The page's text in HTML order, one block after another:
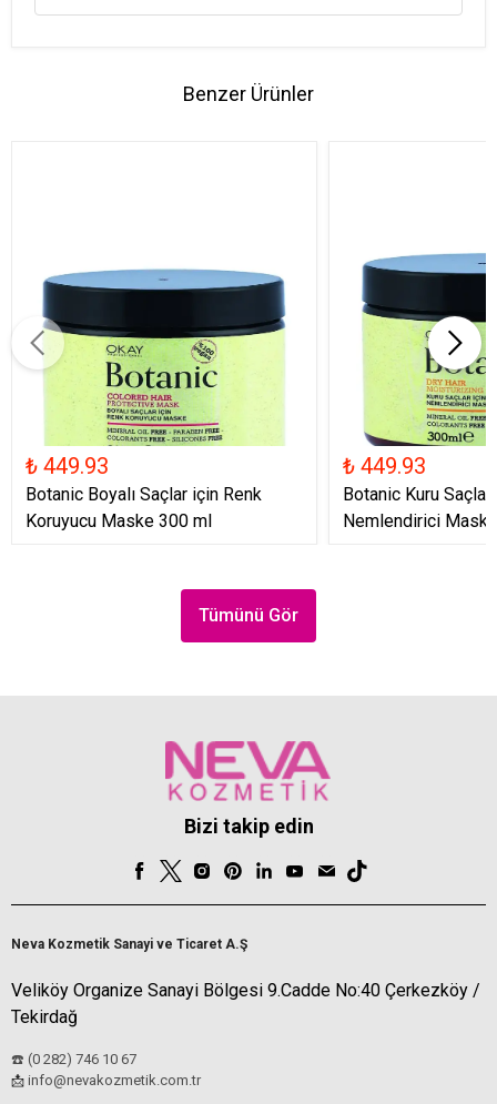
Benzer Ürünler
₺ 449.93
Botanic Boyalı Saçlar için Renk
Koruyucu Maske 300 ml
₺ 449.93
Botanic Kuru Saçlar
Nemlendirici
Tümünü Gör
Bizi takip edin
Neva Kozmetik Sanayi ve Ticaret A.Ş
Veliköy Organize Sanayi Bölgesi 9.Cadde No:40 Çerkezköy /
Tekirdağ
☎️ (0 282) 746 10 67
📩 info@nevakozmetik.com.tr